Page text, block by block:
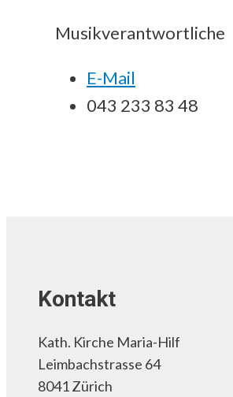
Musikverantwortliche
E-Mail
043 233 83 48
Kontakt
Kath. Kirche Maria-Hilf
Leimbachstrasse 64
8041 Zürich